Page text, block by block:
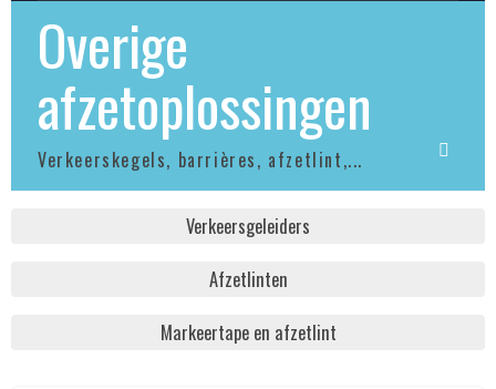
Overige
afzetoplossingen
Verkeerskegels, barrières, afzetlint,...
Verkeersgeleiders
Afzetlinten
Markeertape en afzetlint